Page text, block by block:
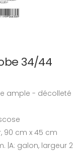
34/44
ample - décolleté
90 cm x 45 cm
|A: galon, largeur 2